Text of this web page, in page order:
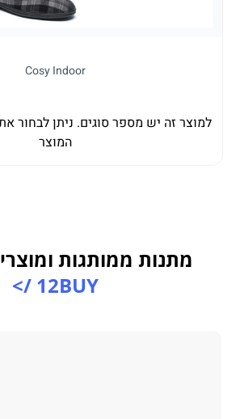
Cosy Indoor
למוצר זה יש מספר סוגים. ניתן לבחור
המוצר
מתנות ממותגות
12BUY />